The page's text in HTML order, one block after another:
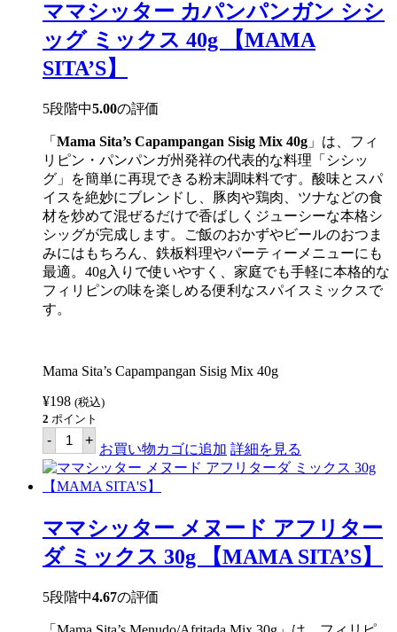
ー
キ
ュ
ー
ッ
ク
50g
【MAMA
SITA'S】
個
ママシッター カパンパンガン シシ
ッグ ミックス 40g 【MAMA
SITA’S】
5段階中5.00の評価
「 Mama Sita’s Capampangan Sisig Mix 40g 」は、フィ
リピン・パンパンガ州発祥の代表的な料理「シシッ
グ」を簡単に再現できる粉末調味料です。酸味とスパ
イスを絶妙にブレンドし、豚肉や鶏肉、ツナなどの食
材を炒めて混ぜるだけで香ばしくジューシーな本格シ
シッグが完成します。ご飯のおかずやビールのおつま
みにはもちろん、鉄板料理やパーティーメニューにも
最適。40g入りで使いやすく、家庭でも手軽に本格的な
フィリピンの味を楽しめる便利なスパイスミックスで
す。
Mama Sita’s Capampangan Sisig Mix 40g
¥198 (税込)
2 ポイント
- マ
マ
シ
ッ
タ
カ
パ
ン
パ
ガ
ン
+
お買い物カゴに追加 詳細を見る
ママシッター メヌード アフリター
ダ ミックス 30g 【MAMA SITA’S】
5段階中4.67の評価